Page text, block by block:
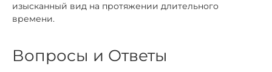
изысканный вид на протяжении длительного
времени.
Вопросы и Ответы